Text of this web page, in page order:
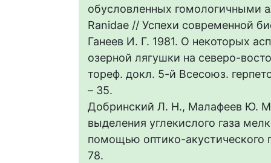
обусловленных гомологичными
Ranidae // Успехи современной
Ганеев И. Г. 1981. О некоторых
озерной лягушки на северо-
тореф. докл. 5-й Всесоюз.
– 35.
Добринский Л. Н., Малафеев Ю. М.
выделения углекислого газа
помощью оптико-акустического
78.